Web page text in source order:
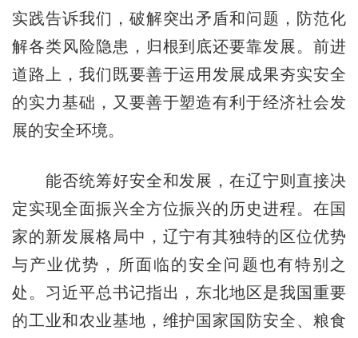
实践告诉我们，破解突出矛盾和问题，防范化
解各类风险隐患，归根到底还要靠发展。前进
道路上，我们既要善于运用发展成果夯实安全
的实力基础，又要善于塑造有利于经济社会发
展的安全环境。
能否统筹好安全和发展，在辽宁则直接决
定实现全面振兴全方位振兴的历史进程。在国
家的新发展格局中，辽宁有其独特的区位优势
与产业优势，所面临的安全问题也有特别之
处。习近平总书记指出，东北地区是我国重要
的工业和农业基地，维护国家国防安全、粮食